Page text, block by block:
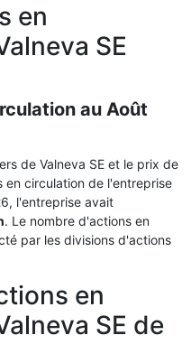
en
SE
au Août
de Valneva SE et le prix de
en circulation de l'entreprise
l'entreprise avait
. Le nombre d'actions en
par les divisions d'actions
en
SE de